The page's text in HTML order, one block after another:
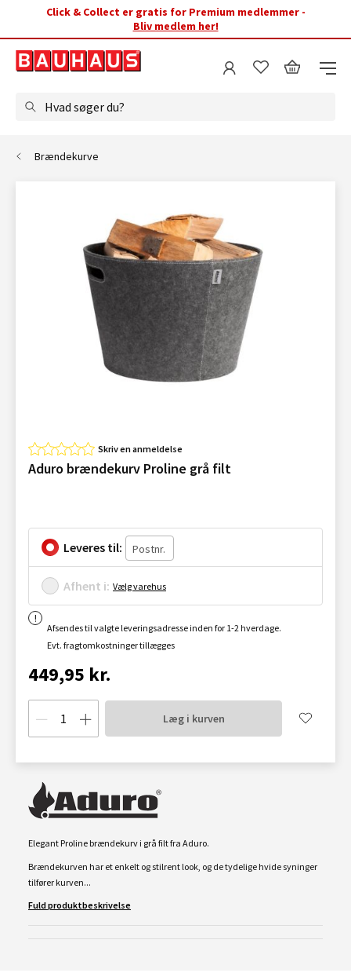
Click & Collect er gratis for Premium medlemmer -
Bliv medlem her!
Hvad søger du?
Brændekurve
Skriv en anmeldelse
Aduro brændekurv Proline grå filt
Leveres til:
Afhent i: Vælg varehus
Afsendes til valgte leveringsadresse inden for 1-2 hverdage.
Evt. fragtomkostninger tillægges
449,95 kr.
Læg i kurven
Elegant Proline brændekurv i grå filt fra Aduro.
Brændekurven har et enkelt og stilrent look, og de tydelige hvide syninger
tilfører kurven...
Fuld produktbeskrivelse